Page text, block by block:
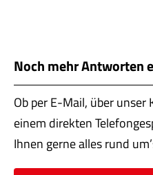
Noch mehr Antworten
Ob per E-Mail, über
einem direkten
Ihnen gerne alles rund